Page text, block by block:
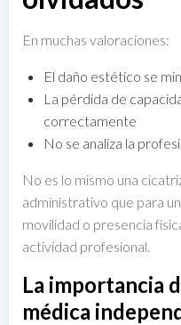
En muchas valoraciones:
El daño estético se
La pérdida de
correctamente
No se analiza la
No es lo mismo una
administrativo que para
movilidad o presencia
actividad profesional.
La importancia
médica